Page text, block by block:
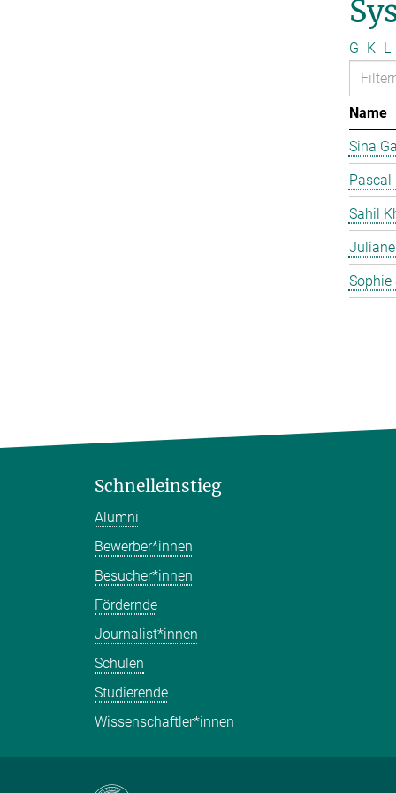
G K L
Name
Sina
Pascal
Sahil
Sophie
Schnelleinstieg
Alumni
Bewerber*innen
Besucher*innen
Fördernde
Journalist*innen
Schulen
Studierende
Wissenschaftler*innen